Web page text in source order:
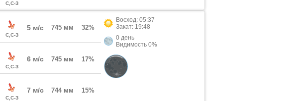
С,С-З
С,С-З
5 м/с 745 мм 32%
С,С-З
6 м/с 745 мм 17%
С,С-З
7 м/с 744 мм 15%
Восход: 05:37
Закат: 19:48
0 день
Видимость 0%